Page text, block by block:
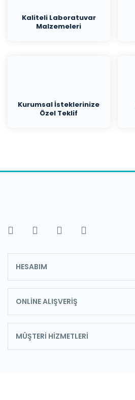
Kaliteli Laboratuvar
Malzemeleri
Kurumsal İsteklerinize
Özel Teklif
HESABIM
ONLİNE ALIŞVERİŞ
MÜŞTERİ HİZMETLERİ